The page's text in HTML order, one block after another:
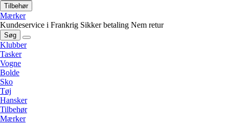
Tilbehør
Mærker
Kundeservice i Frankrig Sikker betaling Nem retur
Søg
Klubber
Tasker
Vogne
Bolde
Sko
Tøj
Hansker
Tilbehør
Mærker